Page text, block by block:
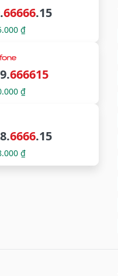
66666.15
₫
666615
₫
6666.15
₫